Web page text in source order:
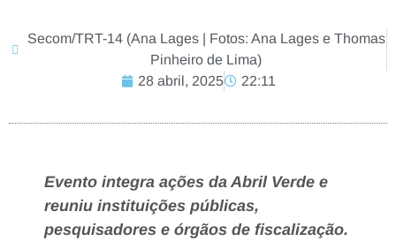
Secom/TRT-14 (Ana Lages | Fotos: Ana Lages e Thomas
Pinheiro de Lima)
28 abril, 2025
22:11
Evento integra ações da Abril Verde e
reuniu instituições públicas,
pesquisadores e órgãos de fiscalização.